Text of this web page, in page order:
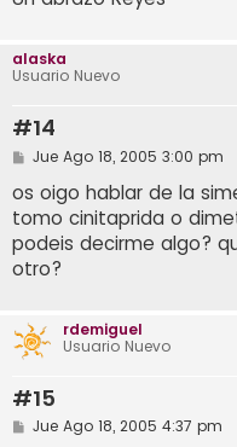
alaska
Usuario Nuevo
#14
M
n
s
a
j
e
Jue Ago 18, 2005 3:00 pm
os oigo hablar de la
tomo cinitaprida o
podeis decirme algo?
otro?
rdemiguel
Usuario Nuevo
#15
M
Jue Ago 18, 2005 4:37 pm